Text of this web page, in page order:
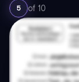
5 of 10